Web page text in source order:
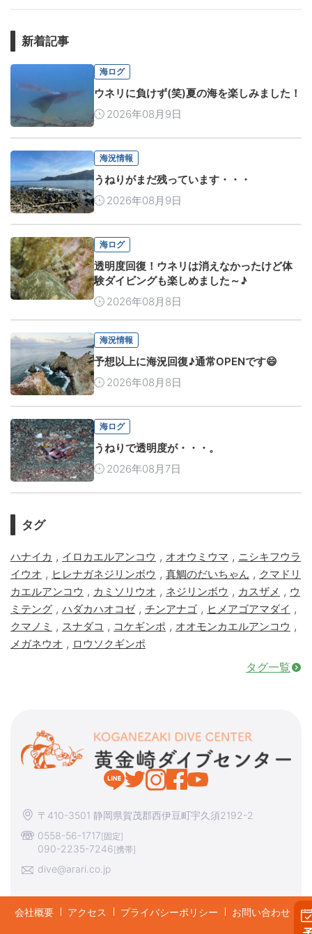
新着記事
海ログ
ウネリに負けず(笑)夏の海を楽しみました！
2026年08月9日
海況情報
うねりがまだ残っています・・・
2026年08月9日
海ログ
透明度回復！ウネリは消えなかったけど体
験ダイビングも楽しめました～♪
2026年08月8日
海況情報
予想以上に海況回復♪通常OPENです😄
2026年08月8日
海ログ
うねりで透明度が・・・。
2026年08月7日
タグ
ハナイカ , イロカエルアンコウ , オオウミウマ , ニシキフウラ
イウオ , ヒレナガネジリンボウ , 真鯛のだいちゃん , クマドリ
カエルアンコウ , カミソリウオ , ネジリンボウ , カスザメ , ウ
ミテング , ハダカハオコゼ, チンアナゴ , ヒメアゴアマダイ ,
クマノミ , スナダコ , コケギンポ , オオモンカエルアンコウ ,
メガネウオ , ロウソクギンポ
タグ一覧
〒410-3501 静岡県賀茂郡西伊豆町宇久須2192-2
0558-56-1717[固定]
090-2235-7246[携帯]
dive@arari.co.jp
会社概要 アクセス プライバシーポリシー お問い合わせ